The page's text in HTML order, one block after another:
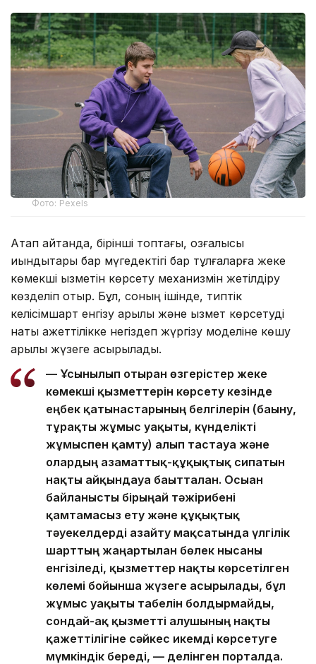
Фото: Pexels
Атап айтқанда, бірінші топтағы, қозғалысы
қиындықтары бар мүгедектігі бар тұлғаларға жеке
көмекші қызметін көрсету механизмін жетілдіру
көзделіп отыр. Бұл, соның ішінде, типтік
келісімшарт енгізу арқылы және қызмет көрсетуді
нақты қажеттілікке негіздеп жүргізу моделіне көшу
арқылы жүзеге асырылады.
— Ұсынылып отырған өзгерістер жеке
көмекші қызметтерін көрсету кезінде
еңбек қатынастарының белгілерін (бағыну,
тұрақты жұмыс уақыты, күнделікті
жұмыспен қамту) алып тастауға және
олардың азаматтық-құқықтық сипатын
нақты айқындауға бағытталған. Осыған
байланысты бірыңғай тәжірибені
қамтамасыз ету және құқықтық
тәуекелдерді азайту мақсатында үлгілік
шарттың жаңартылған бөлек нысаны
енгізіледі, қызметтер нақты көрсетілген
көлемі бойынша жүзеге асырылады, бұл
жұмыс уақыты табелін болдырмайды,
сондай-ақ қызметті алушының нақты
қажеттілігіне сәйкес икемді көрсетуге
мүмкіндік береді, — делінген порталда.